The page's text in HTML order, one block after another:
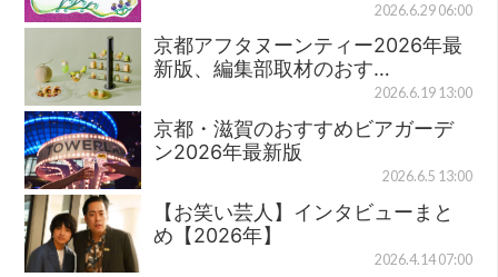
2026.6.29 06:00
京都アフタヌーンティー2026年最
新版、編集部取材のおす…
2026.6.19 13:00
京都・滋賀のおすすめビアガーデ
ン2026年最新版
2026.6.5 13:00
【お笑い芸人】インタビューまと
め【2026年】
2026.4.14 07:00